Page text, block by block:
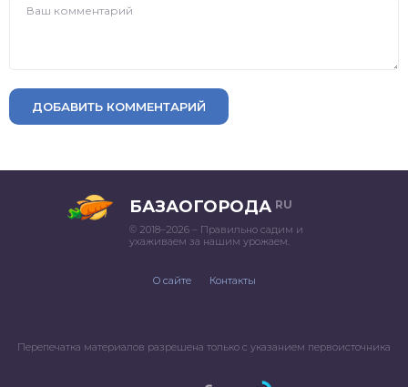
ДОБАВИТЬ КОММЕНТАРИЙ
БАЗАОГОРОДА RU
© 2018–2026 – Правильно садим и
ухаживаем за нашим урожаем.
О сайте Контакты
Перепечатка материалов разрешена только с указанием первоисточника